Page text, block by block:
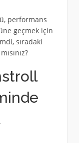
performans
geçmek için
sıradaki